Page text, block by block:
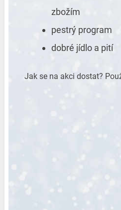
zbožím
pestrý program
dobré jídlo a pití
Jak se na akci dostat?